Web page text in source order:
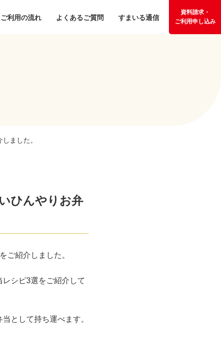
ご利用の流れ よくあるご質問 すまいる通信
資料請求・
ご利用申し込み
ました。
ひんやりお弁
をご紹介しました。
シピ3選をご紹介して
として持ち運べます。